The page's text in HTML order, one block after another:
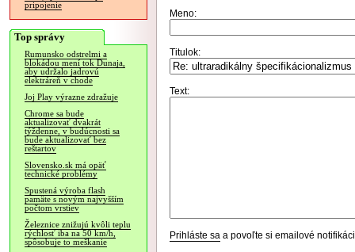
pripojenie
Top správy
Rumunsko odstrelmi a
blokádou mení tok Dunaja,
aby udržalo jadrovú
elektráreň v chode
Joj Play výrazne zdražuje
Chrome sa bude
aktualizovať dvakrát
týždenne, v budúcnosti sa
bude aktualizovať bez
reštartov
Slovensko.sk má opäť
technické problémy
Spustená výroba flash
pamäte s novým najvyšším
počtom vrstiev
Železnice znižujú kvôli teplu
rýchlosť iba na 50 km/h,
spôsobuje to meškanie
Meno:
Titulok:
Text:
Prihláste sa a povoľte si emailové